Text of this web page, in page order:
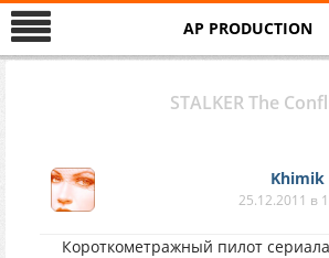
AP PRODUCTION
STALKER The
Khimik
25.12.2011 в
Короткометражный пилот